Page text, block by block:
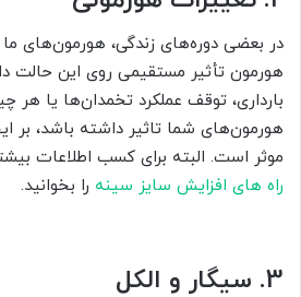
در بعضی دوره‌های زندگی، هورمون‌های
هورمون تأثیر مستقیمی روی این حالت
بارداری، توقف عملکرد تخمدان‌ها یا هر
هورمون‌های شما تاثیر داشته باشد، بر
موثر است. البته برای کسب اطلاعات
راه های افزایش سایز سینه را بخوانید.
3. سیگار و الکل